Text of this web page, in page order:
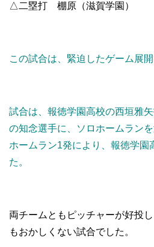
△二塁打 棚原（滋賀学園）
この試合は、緊迫したゲーム展開
試合は、報徳学園高校の西垣雅
の知念選手に、ソロホームラン
ホームラン1発により、報徳学園
た。
両チームともピッチャーが好投
もおかしくない試合でした。